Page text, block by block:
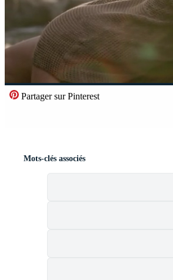
Partager sur Pinterest
Mots-clés associés